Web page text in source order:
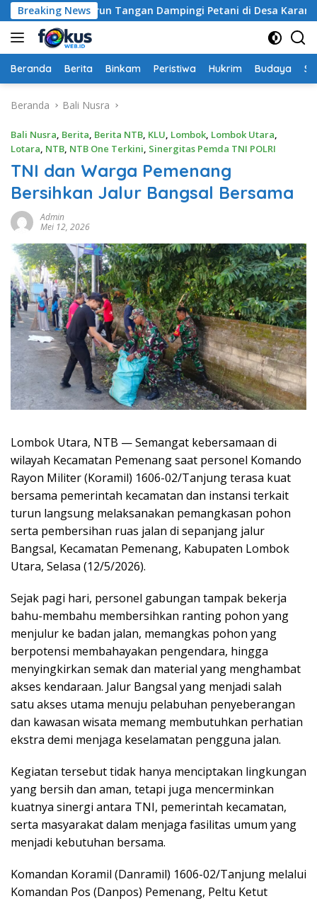
Langsung
ke
konten
Breaking News
Turun Tangan Dampingi Petani di Desa Karang
Beranda Berita Binkam Peristiwa Hukrim Budaya
Beranda Bali Nusra
Bali Nusra, Berita, Berita NTB, KLU, Lombok, Lombok Utara,
Lotara, NTB, NTB One Terkini, Sinergitas Pemda TNI POLRI
TNI dan Warga Pemenang
Bersihkan Jalur Bangsal Bersama
Admin
Mei 12, 2026
Lombok Utara, NTB — Semangat kebersamaan di
wilayah Kecamatan Pemenang saat personel Komando
Rayon Militer (Koramil) 1606-02/Tanjung terasa kuat
bersama pemerintah kecamatan dan instansi terkait
turun langsung melaksanakan pemangkasan pohon
serta pembersihan ruas jalan di sepanjang jalur
Bangsal, Kecamatan Pemenang, Kabupaten Lombok
Utara, Selasa (12/5/2026).
Sejak pagi hari, personel gabungan tampak bekerja
bahu-membahu membersihkan ranting pohon yang
menjulur ke badan jalan, memangkas pohon yang
berpotensi membahayakan pengendara, hingga
menyingkirkan semak dan material yang menghambat
akses kendaraan. Jalur Bangsal yang menjadi salah
satu akses utama menuju pelabuhan penyeberangan
dan kawasan wisata memang membutuhkan perhatian
ekstra demi menjaga keselamatan pengguna jalan.
Kegiatan tersebut tidak hanya menciptakan lingkungan
yang bersih dan aman, tetapi juga mencerminkan
kuatnya sinergi antara TNI, pemerintah kecamatan,
serta masyarakat dalam menjaga fasilitas umum yang
menjadi kebutuhan bersama.
Komandan Koramil (Danramil) 1606-02/Tanjung melalui
Komandan Pos (Danpos) Pemenang, Peltu Ketut